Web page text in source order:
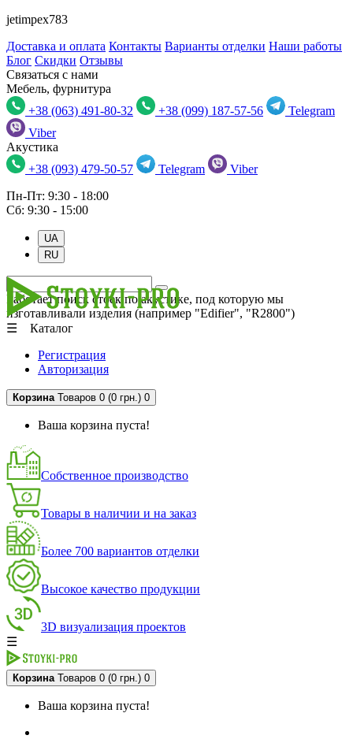
jetimpex783
Доставка и оплата Контакты Варианты отделки Наши работы
Блог Скидки Отзывы
Связаться с нами
Мебель, фурнитура
+38 (063) 491-80-32
+38 (099) 187-57-56
Telegram
Viber
Акустика
+38 (093) 479-50-57
Telegram
Viber
Пн-Пт: 9:30 - 18:00
Сб: 9:30 - 15:00
UA
RU
Работает поиск стоек по акустике, под которую мы
изготавливали изделия (например "Edifier", "R2800")
☰ Каталог
Регистрация
Авторизация
Корзина Товаров 0 (0 грн.) 0
Ваша корзина пуста!
Собственное производство
Товары в наличии и на заказ
Более 700 вариантов отделки
Высокое качество продукции
3D визуализация проектов
☰
Корзина Товаров 0 (0 грн.) 0
Ваша корзина пуста!